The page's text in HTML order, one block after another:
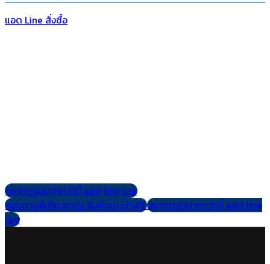
แอด Line สั่งซื้อ
อยากดูรูปมากกว่านี้ add line เลย
สอบถามผู้เชี่ยวชาญ รับคำแนะนำฟรีอยากดูรูปมากกว่านี้ add line
เลย